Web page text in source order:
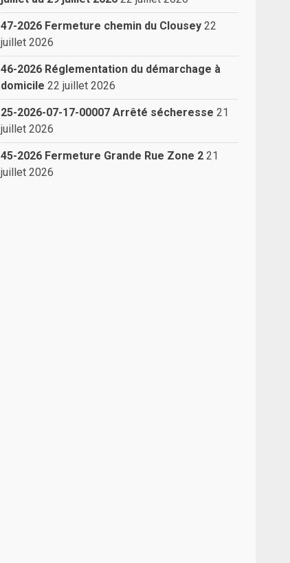
47-2026 Fermeture chemin du Clousey 22
juillet 2026
46-2026 Réglementation du démarchage à
domicile 22 juillet 2026
25-2026-07-17-00007 Arrêté sécheresse 21
juillet 2026
45-2026 Fermeture Grande Rue Zone 2 21
juillet 2026